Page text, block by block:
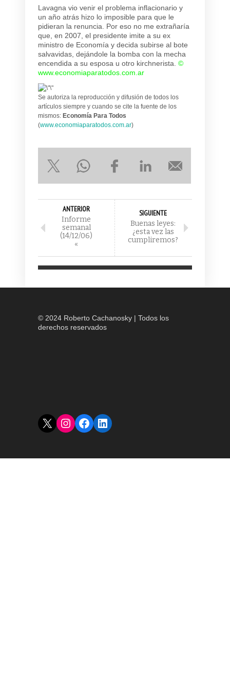
Lavagna vio venir el problema inflacionario y
un año atrás hizo lo imposible para que le
pidieran la renuncia. Por eso no me extrañaría
que, en 2007, el presidente imite a su ex
ministro de Economía y decida subirse al bote
salvavidas, dejándole la bomba con la mecha
encendida a su esposa u otro kirchnerista. ©
www.economiaparatodos.com.ar
Se autoriza la reproducción y difusión de todos los
artículos siempre y cuando se cite la fuente de los
mismos: Economía Para Todos
(www.economiaparatodos.com.ar)
ANTERIOR
Informe
semanal
(14/12/06)
«
SIGUIENTE
Buenas leyes:
¿esta vez las
cumpliremos?
© 2024 Roberto Cachanosky | Todos los
derechos reservados
X Instagram
Facebook
LinkedIn